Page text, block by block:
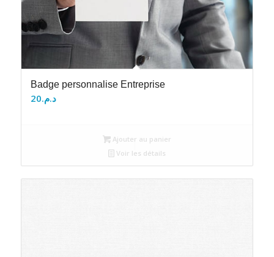
Badge personnalise Entreprise
د.م.20
Ajouter au panier
Voir les détails